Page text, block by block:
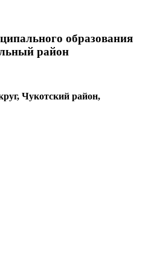
образования
район
Чукотский район,